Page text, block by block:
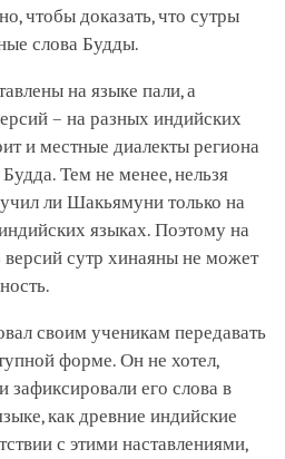
чтобы доказать, что сутры
слова Будды.
на языке пали, а
– на разных индийских
и местные диалекты региона
Тем не менее, нельзя
ли Шакьямуни только на
языках. Поэтому на
версий сутр хинаяны не может
своим ученикам передавать
форме. Он не хотел,
зафиксировали его слова в
как древние индийские
с этими наставлениями,